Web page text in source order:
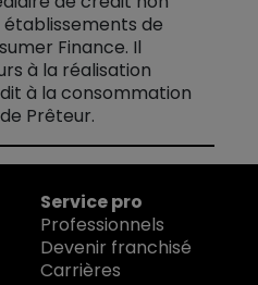
établissements de
Finance. Il
à la réalisation
à la consommation
Prêteur.
Service pro
Professionnels
Devenir franchisé
Carrières